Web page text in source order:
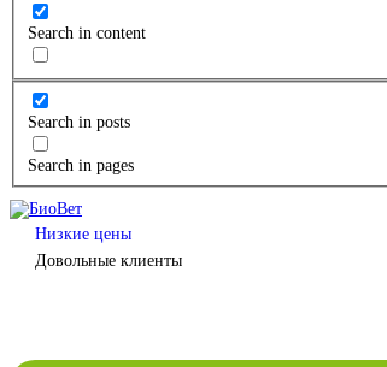
Search in content
Search in posts
Search in pages
Низкие цены
Довольные клиенты